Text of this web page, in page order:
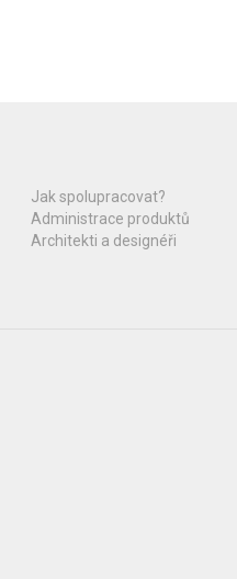
Jak spolupracovat?
Administrace produktů
Architekti a designéři